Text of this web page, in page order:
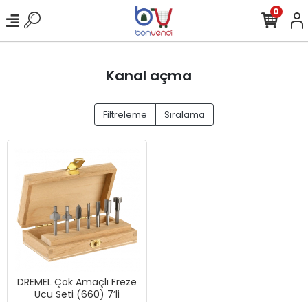
0
Kanal açma
Filtreleme Sıralama
DREMEL Çok Amaçlı Freze
Ucu Seti (660) 7’li